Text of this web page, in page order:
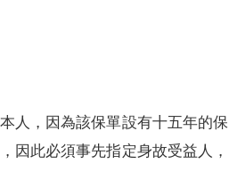
人，因為該保單設有十五年的保
因此必須事先指定身故受益人，